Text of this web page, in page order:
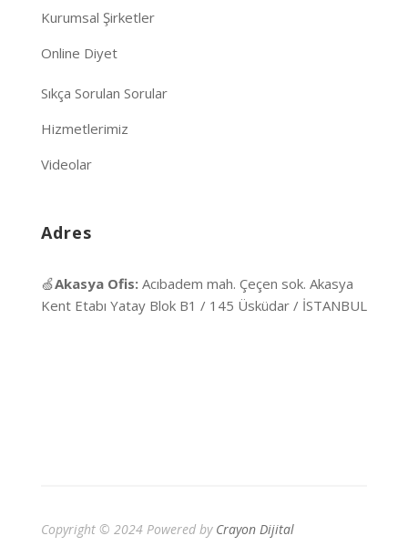
Kurumsal Şirketler
Online Diyet
Sıkça Sorulan Sorular
Hizmetlerimiz
Videolar
Adres
🍏Akasya Ofis: Acıbadem mah. Çeçen sok. Akasya
Kent Etabı Yatay Blok B1 / 145 Üsküdar / İSTANBUL
Copyright © 2024 Powered by Crayon Dijital